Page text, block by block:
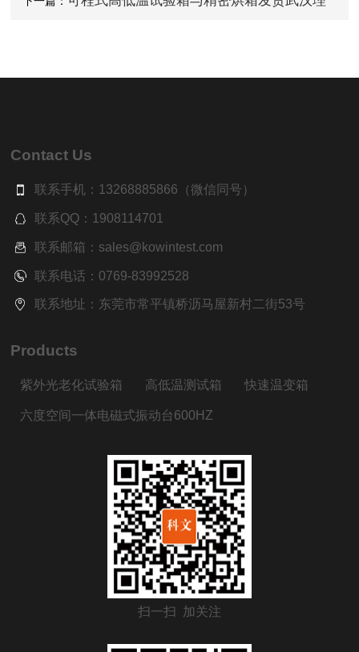
Contact Us
联系手机：13268885866（微信同号）
联系QQ：1908114701
联系邮箱：sales@kowintest.com
联系电话：0769-83992528
联系地址：东莞市常平镇桥沥马屋新村二街53号
Products
紫外光老化试验箱 高低温测试箱 快速温变箱
六度空间一体电磁式振动台600HZ
扫一扫 加关注